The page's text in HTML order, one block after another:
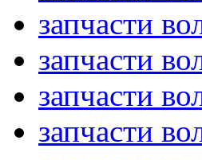
запчасти
запчасти
запчасти
запчасти